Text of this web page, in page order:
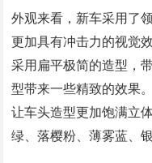
外观来看，新车采用了
更加具有冲击力的视觉
采用扁平极简的造型，
型带来一些精致的效果
让车头造型更加饱满立
绿、落樱粉、薄雾蓝、